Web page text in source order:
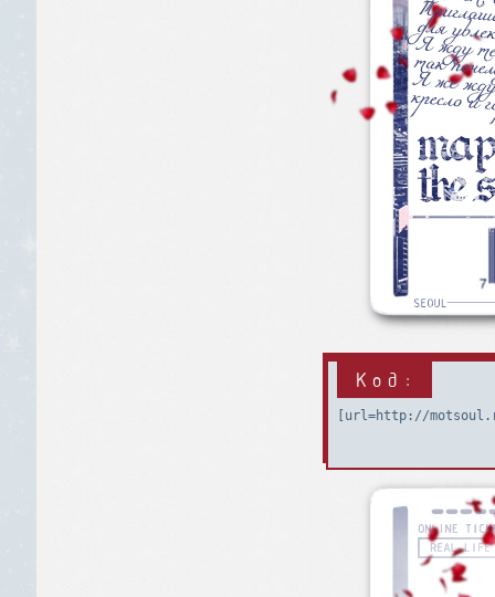
Код:
[url=http://